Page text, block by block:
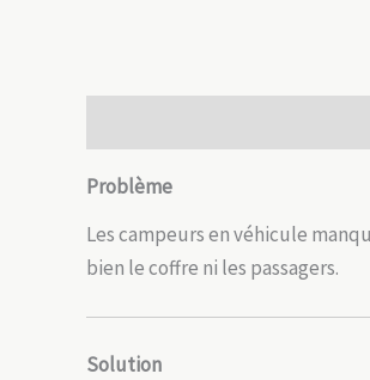
Problème
Les campeurs en véhicule
bien le coffre ni les passagers.
Solution